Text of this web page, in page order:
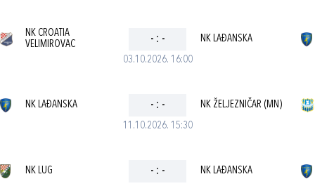
03.10.2026. 16:00
NK CROATIA
VELIMIROVAC
- : - NK LAĐANSKA
11.10.2026. 15:30
NK LAĐANSKA - : - NK ŽELJEZNIČAR (MN)
NK LUG - : - NK LAĐANSKA